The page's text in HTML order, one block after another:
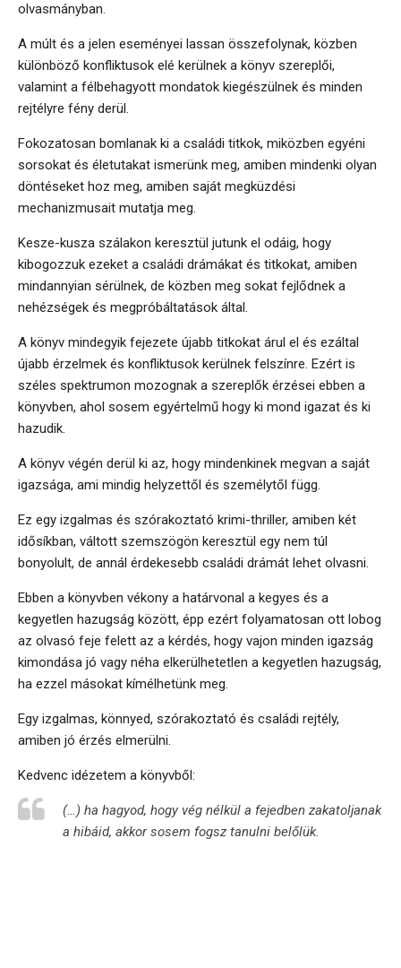
olvasmányban.
A múlt és a jelen eseményei lassan összefolynak, közben
különböző konfliktusok elé kerülnek a könyv szereplői,
valamint a félbehagyott mondatok kiegészülnek és minden
rejtélyre fény derül.
Fokozatosan bomlanak ki a családi titkok, miközben egyéni
sorsokat és életutakat ismerünk meg, amiben mindenki olyan
döntéseket hoz meg, amiben saját megküzdési
mechanizmusait mutatja meg.
Kesze-kusza szálakon keresztül jutunk el odáig, hogy
kibogozzuk ezeket a családi drámákat és titkokat, amiben
mindannyian sérülnek, de közben meg sokat fejlődnek a
nehézségek és megpróbáltatások által.
A könyv mindegyik fejezete újabb titkokat árul el és ezáltal
újabb érzelmek és konfliktusok kerülnek felszínre. Ezért is
széles spektrumon mozognak a szereplők érzései ebben a
könyvben, ahol sosem egyértelmű hogy ki mond igazat és ki
hazudik.
A könyv végén derül ki az, hogy mindenkinek megvan a saját
igazsága, ami mindig helyzettől és személytől függ.
Ez egy izgalmas és szórakoztató krimi-thriller, amiben két
idősíkban, váltott szemszögön keresztül egy nem túl
bonyolult, de annál érdekesebb családi drámát lehet olvasni.
Ebben a könyvben vékony a határvonal a kegyes és a
kegyetlen hazugság között, épp ezért folyamatosan ott lobog
az olvasó feje felett az a kérdés, hogy vajon minden igazság
kimondása jó vagy néha elkerülhetetlen a kegyetlen hazugság,
ha ezzel másokat kímélhetünk meg.
Egy izgalmas, könnyed, szórakoztató és családi rejtély,
amiben jó érzés elmerülni.
Kedvenc idézetem a könyvből:
(…) ha hagyod, hogy vég nélkül a fejedben zakatoljanak
a hibáid, akkor sosem fogsz tanulni belőlük.